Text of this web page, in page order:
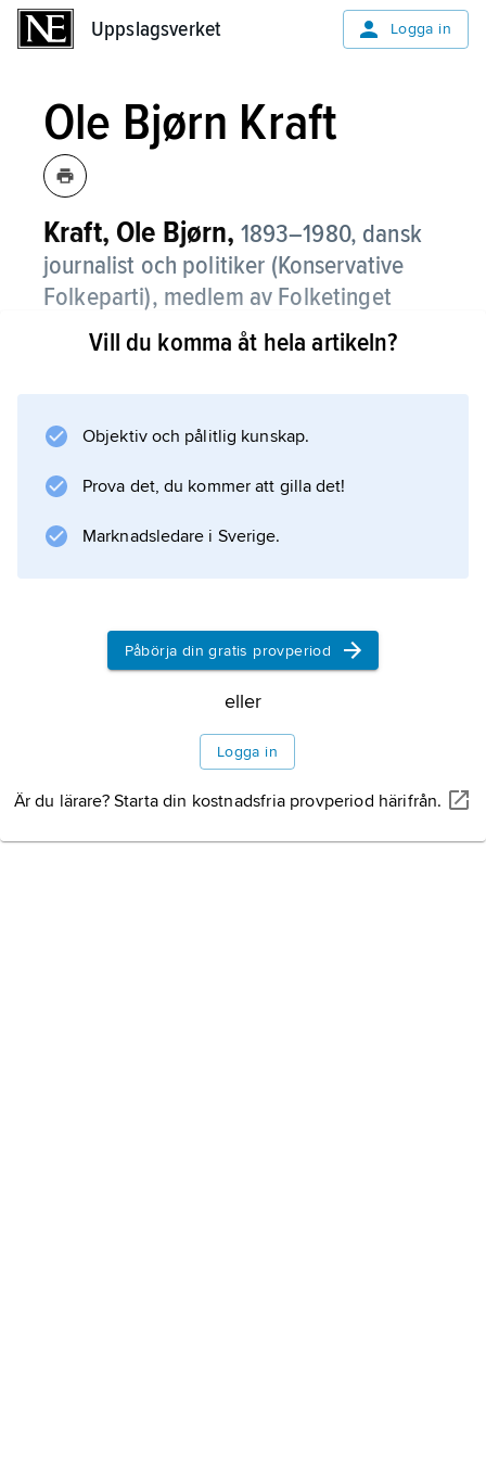
Uppslagsverket Logga in
Ole Bjørn Kraft
Kraft, Ole Bjørn, 1893–1980, dansk
journalist och politiker (Konservative
Folkeparti), medlem av Folketinget
1926–64, försvarsminister i
befrielseregeringen 1945,
konservativa regering 1950–53.
Kraft verkade ivrigt för Danmarks försvar och
anslutning till Atlantpakten, Nato.
Vill du komma åt hela artikeln?
Objektiv och pålitlig kunskap.
Prova det, du kommer att gilla det!
Marknadsledare i Sverige.
Påbörja din gratis provperiod
eller
Logga in
Är du lärare? Starta din kostnadsfria provperiod härifrån.